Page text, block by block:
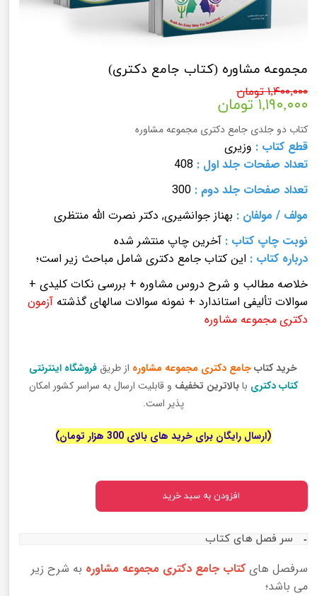
مجموعه مشاوره (کتاب جامع دکتری)
۱,۴۰۰,۰۰۰ تومان
۱,۱۹۰,۰۰۰ تومان
کتاب دو جلدی جامع دکتری مجموعه مشاوره
قطع کتاب : وزیری
تعداد صفحات جلد اول :
408
تعداد صفحات جلد دوم :
300
مولف / مولفان : بهناز جوانشیری, دکتر نصرت الله منتظری
نوبت چاپ کتاب : آخرین چاپ منتشر شده
درباره کتاب : این کتاب جامع دکتری شامل مباحث زیر است؛
خلاصه مطالب و شرح دروس مشاوره + بررسی نکات کلیدی +
سوالات تألیفی استاندارد + نمونه سوالات سالهای گذشته آزمون
دکتریمجموعه مشاوره
خرید کتابجامع دکتری مجموعه مشاوره از طریق فروشگاه اینترنتی
کتاب دکتری بابالاترین تخفیف و قابلیت ارسال به سراسر کشور امکان
پذیر است.
(ارسال رایگان برای خرید های بالای 300 هزار تومان)
افزودن به سبد خرید
سر فصل های کتاب
سرفصل های کتاب جامع دکتری مجموعه مشاوره به شرح زیر
می باشد؛